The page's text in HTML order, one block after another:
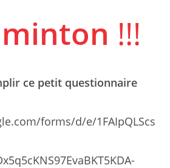
!!!
ce petit questionnaire
forms/d/e/1FAIpQLScs